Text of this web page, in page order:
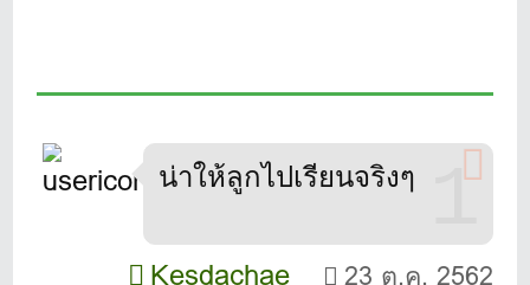
น่าให้ลูกไปเรียนจริงๆ 1
Kesdachae 23 ต.ค. 2562